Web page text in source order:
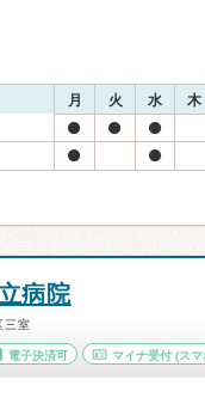
月 火 水 木
病院
三室
電子決済可 マイナ受付 (スマ